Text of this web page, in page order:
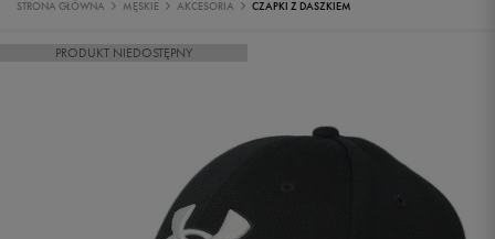
STRONA GŁÓWNA MĘSKIE AKCESORIA CZAPKI Z DASZKIEM
PRODUKT NIEDOSTĘPNY